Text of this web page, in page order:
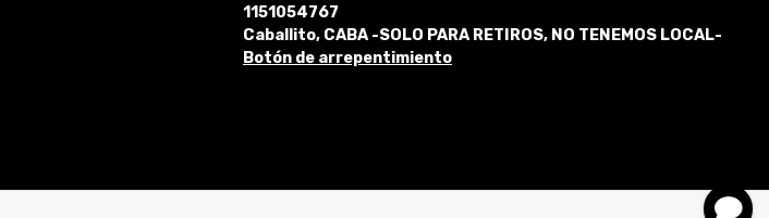
1151054767
Caballito, CABA -SOLO PARA RETIROS, NO TENEMOS LOCAL-
Botón de arrepentimiento